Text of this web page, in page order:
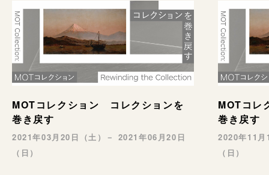
MOTコレクション コレクションを
巻き戻す
2021年03月20日（土）－ 2021年06月20日
（日）
MOTコレ
巻き戻す
2020年11
（日）